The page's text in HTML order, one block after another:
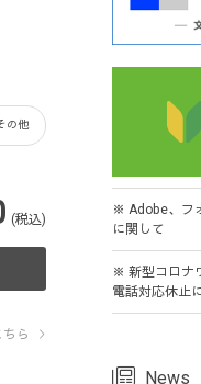
の他
(税込)
ら
※ Adobe、フ
に関して
※ 新型コロナ
電話対応休止
News